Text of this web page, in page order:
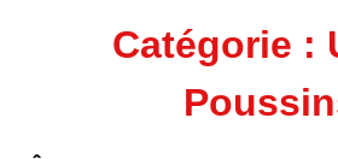
Catégorie :